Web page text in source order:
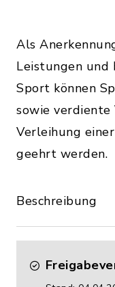
Als
Leistungen und
Sport können
sowie
Verleihung
geehrt werden.
Beschreibung